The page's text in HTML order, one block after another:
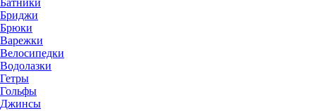
Батники
Бриджи
Брюки
Варежки
Велосипедки
Водолазки
Гетры
Гольфы
Джинсы